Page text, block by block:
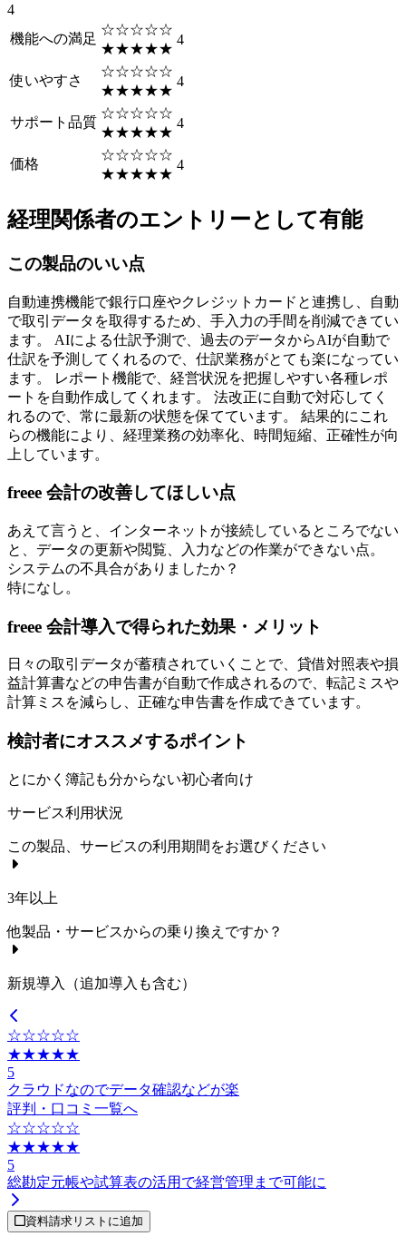
4
機能への満足
☆☆☆☆☆
★★★★★
4
使いやすさ
☆☆☆☆☆
★★★★★
4
サポート品質
☆☆☆☆☆
★★★★★
4
価格
☆☆☆☆☆
★★★★★
4
経理関係者のエントリーとして有能
この製品のいい点
自動連携機能で銀行口座やクレジットカードと連携し、自動
で取引データを取得するため、手入力の手間を削減できてい
ます。 AIによる仕訳予測で、過去のデータからAIが自動で
仕訳を予測してくれるので、仕訳業務がとても楽になってい
ます。 レポート機能で、経営状況を把握しやすい各種レポ
ートを自動作成してくれます。 法改正に自動で対応してく
れるので、常に最新の状態を保てています。 結果的にこれ
らの機能により、経理業務の効率化、時間短縮、正確性が向
上しています。
freee 会計の改善してほしい点
あえて言うと、インターネットが接続しているところでない
と、データの更新や閲覧、入力などの作業ができない点。
システムの不具合がありましたか？
特になし。
freee 会計導入で得られた効果・メリット
日々の取引データが蓄積されていくことで、貸借対照表や損
益計算書などの申告書が自動で作成されるので、転記ミスや
計算ミスを減らし、正確な申告書を作成できています。
検討者にオススメするポイント
とにかく簿記も分からない初心者向け
サービス利用状況
この製品、サービスの利用期間をお選びください
3年以上
他製品・サービスからの乗り換えですか？
新規導入（追加導入も含む）
☆☆☆☆☆
★★★★★
5
クラウドなのでデータ確認などが楽
評判・口コミ一覧へ
☆☆☆☆☆
★★★★★
5
総勘定元帳や試算表の活用で経営管理まで可能に
資料請求リストに追加